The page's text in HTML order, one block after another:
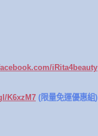
iRita4beauty
K6xzM7(限量免運優惠組)